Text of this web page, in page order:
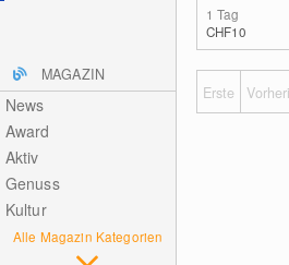
MAGAZIN
News
Award
Aktiv
Genuss
Kultur
Alle Magazin Kategorien
1 Tag
CHF10
Erste